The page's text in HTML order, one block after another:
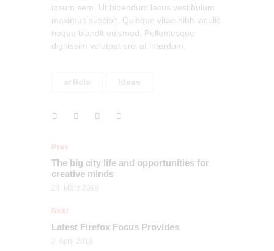
ipsum sem. Ut bibendum lacus vestibulum
maximus suscipit. Quisque vitae nibh iaculis
neque blandit euismod. Pellentesque
dignissim volutpat orci at interdum.
article Ideas
Prev
The big city life and opportunities for
creative minds
24. März 2019
Next
Latest Firefox Focus Provides
2. April 2019